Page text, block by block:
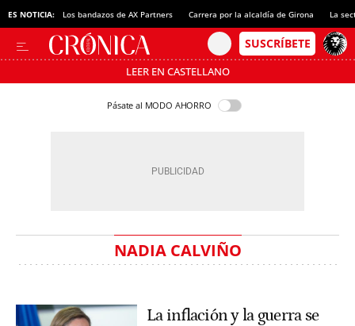
ES NOTICIA: Los bandazos de AX Partners Carrera por la alcaldía de Girona La
LEER EN CASTELLANO
Pásate al MODO AHORRO
NADIA CALVIÑO
La inflación y la guerra se